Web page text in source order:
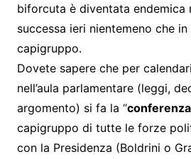
biforcuta è diventata endemica
successa ieri nientemeno che
capigruppo.
Dovete sapere che per
nell’aula parlamentare (leggi,
argomento) si fa la “
capigruppo di tutte le forze
con la Presidenza (Boldrini o